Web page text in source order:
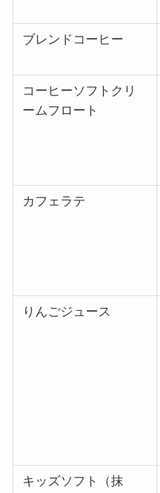
ブレンドコーヒー
コーヒーソフトクリ
ームフロート
カフェラテ
りんごジュース
キッズソフト（抹